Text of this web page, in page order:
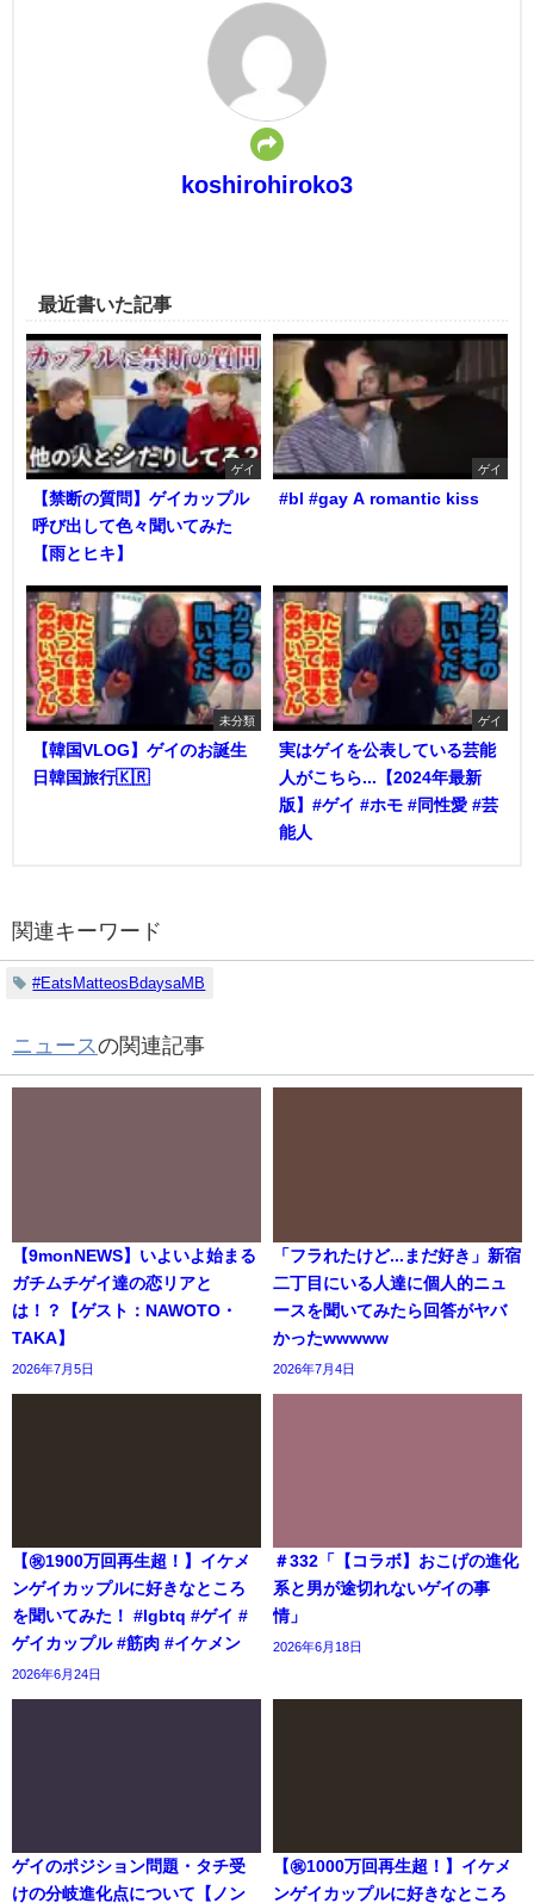
koshirohiroko3
最近書いた記事
ゲイ
【禁断の質問】ゲイカップル
呼び出して色々聞いてみた
【雨とヒキ】
ゲイ
#bl #gay A romantic kiss
未分類
【韓国VLOG】ゲイのお誕生
日韓国旅行🇰🇷
ゲイ
実はゲイを公表している芸能
人がこちら...【2024年最新
版】#ゲイ #ホモ #同性愛 #芸
能人
関連キーワード
#EatsMatteosBdaysaMB
ニュースの関連記事
【9monNEWS】いよいよ始まる
ガチムチゲイ達の恋リアと
は！？【ゲスト：NAWOTO・
TAKA】
2026年7月5日
「フラれたけど...まだ好き」新宿
二丁目にいる人達に個人的ニュ
ースを聞いてみたら回答がヤバ
かったwwwww
2026年7月4日
【㊗️1900万回再生超！】イケメ
ンゲイカップルに好きなところ
を聞いてみた！ #lgbtq #ゲイ #
ゲイカップル #筋肉 #イケメン
2026年6月24日
＃332「【コラボ】おこげの進化
系と男が途切れないゲイの事
情」
2026年6月18日
ゲイのポジション問題・タチ受
けの分岐進化点について【ノン
【㊗️1000万回再生超！】イケメ
ンゲイカップルに好きなところ